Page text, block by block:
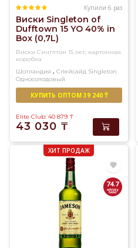
Купили 6 раз
Виски Singleton of
Dufftown 15 YO 40% in
Box (0,7L)
Виски Синглтон 15 лет, картонная
коробка
Шотландия , Спейсайд Singleton
Односолодовый
КУПИТЬ ОПТОМ 39 240 ₸
Elite Club: 40 879 ₸
43 030 ₸
ХИТ ПРОДАЖ
74.7